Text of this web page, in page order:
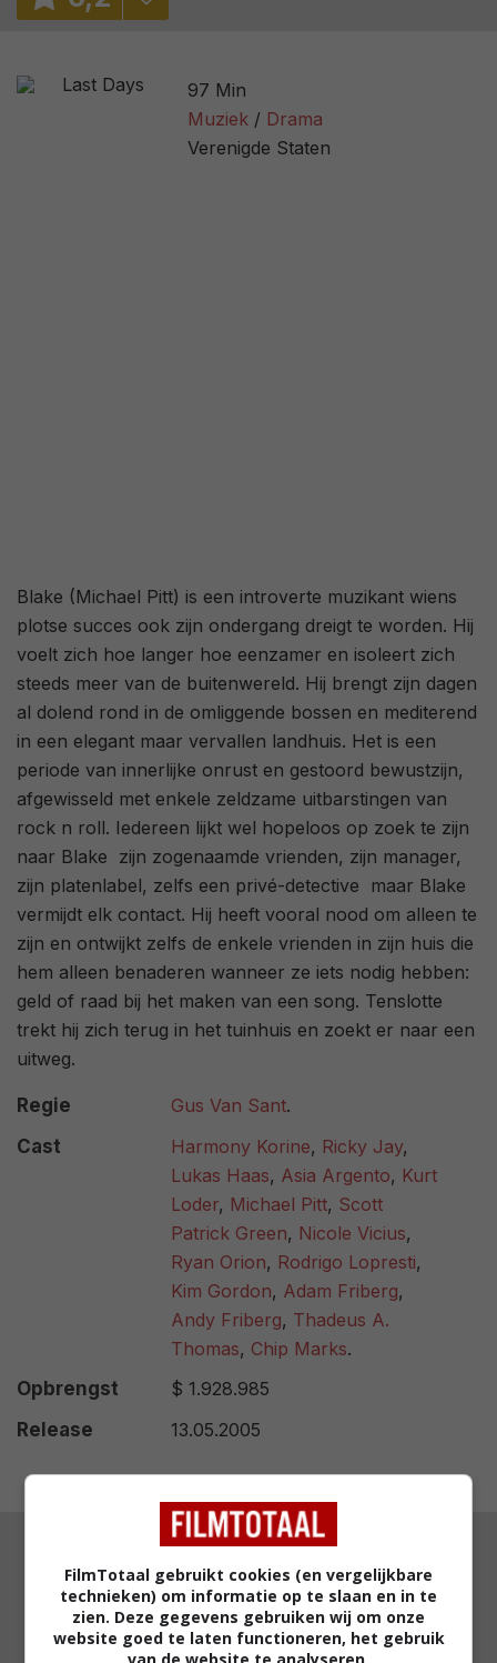
5,7 / 24447
58%
97 Min
Muziek
Drama
Verenigde Staten
Blake (Michael Pitt) is een introverte muzikant wiens
plotse succes ook zijn ondergang dreigt te worden. Hij
voelt zich hoe langer hoe eenzamer en isoleert zich
steeds meer van de buitenwereld. Hij brengt zijn dagen
al dolend rond in de omliggende bossen en mediterend
in een elegant maar vervallen landhuis. Het is een
periode van innerlijke onrust en gestoord bewustzijn,
afgewisseld met enkele zeldzame uitbarstingen van
rock n roll. Iedereen lijkt wel hopeloos op zoek te zijn
naar Blake  zijn zogenaamde vrienden, zijn manager,
zijn platenlabel, zelfs een privé-detective  maar Blake
vermijdt elk contact. Hij heeft vooral nood om alleen te
zijn en ontwijkt zelfs de enkele vrienden in zijn huis die
hem alleen benaderen wanneer ze iets nodig hebben:
geld of raad bij het maken van een song. Tenslotte
trekt hij zich terug in het tuinhuis en zoekt er naar een
uitweg.
Regie Gus Van Sant.
Cast
Harmony Korine, Ricky Jay,
Lukas Haas, Asia Argento, Kurt
Loder, Michael Pitt, Scott
Patrick Green, Nicole Vicius,
Ryan Orion, Rodrigo Lopresti,
Kim Gordon, Adam Friberg,
Andy Friberg, Thadeus A.
Thomas, Chip Marks.
Opbrengst
$ 1.928.985
Release
13.05.2005
RECENSENT
SIMON CATZ
FilmTotaal gebruikt cookies (en vergelijkbare
technieken) om informatie op te slaan en in te
zien. Deze gegevens gebruiken wij om onze
website goed te laten functioneren, het gebruik